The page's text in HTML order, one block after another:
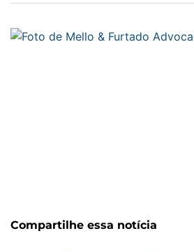
Compartilhe essa notícia